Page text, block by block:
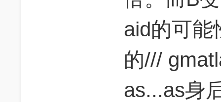
aid的可能
的///
as...as身